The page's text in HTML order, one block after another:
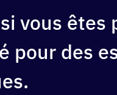
vous êtes
pour des